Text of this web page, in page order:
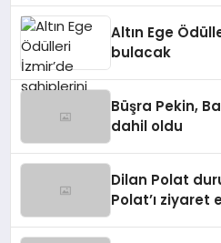
Altın Ege
bulacak
Büşra Pekin,
dahil oldu
Dilan Polat
Polat’ı ziyaret